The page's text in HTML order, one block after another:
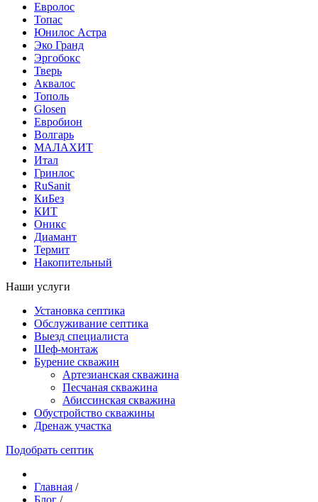
Евролос
Топас
Юнилос Астра
Эко Гранд
Эргобокс
Тверь
Аквалос
Тополь
Glosen
Евробион
Волгарь
МАЛАХИТ
Итал
Гринлос
RuSanit
КиБез
КИТ
Оникс
Диамант
Термит
Накопительный
Наши услуги
Установка септика
Обслуживание септика
Выезд специалиста
Шеф-монтаж
Бурение скважин
Артезианская скважина
Песчаная скважина
Абиссинская скважина
Обустройство скважины
Дренаж участка
Подобрать септик
Главная /
Блог /